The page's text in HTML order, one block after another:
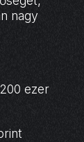
nagy
ezer